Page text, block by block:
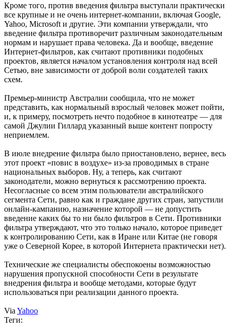
Кроме того, против введения фильтра выступали практически
все крупные и не очень интернет-компании, включая Google,
Yahoo, Microsoft и другие. Эти компании утверждали, что
введение фильтра противоречит различным законодательным
нормам и нарушает права человека. Да и вообще, введение
Интернет-фильтров, как считают противники подобных
проектов, является началом установления контроля над всей
Сетью, вне зависимости от доброй воли создателей таких
схем.
Премьер-министр Австралии сообщила, что не может
представить, как нормальный взрослый человек может пойти,
и, к примеру, посмотреть нечто подобное в кинотеатре — для
самой Джулии Гиллард указанный выше контент попросту
неприемлем.
В июле внедрение фильтра было приостановлено, вернее, весь
этот проект «повис в воздухе» из-за проводимых в стране
национальных выборов. Ну, а теперь, как считают
законодатели, можно вернуться к рассмотрению проекта.
Несогласные со всем этим пользователи австралийского
сегмента Сети, равно как и граждане других стран, запустили
онлайн-кампанию, назначение которой — не допустить
введение каких бы то ни было фильтров в Сети. Противники
фильтра утверждают, что это только начало, которое приведет
к контролированию Сети, как в Иране или Китае (не говоря
уже о Северной Корее, в которой Интернета практически нет).
Технические же специалисты обеспокоены возможностью
нарушения пропускной способности Сети в результате
внедрения фильтра и вообще методами, которые будут
использоваться при реализации данного проекта.
Via Yahoo
Теги: